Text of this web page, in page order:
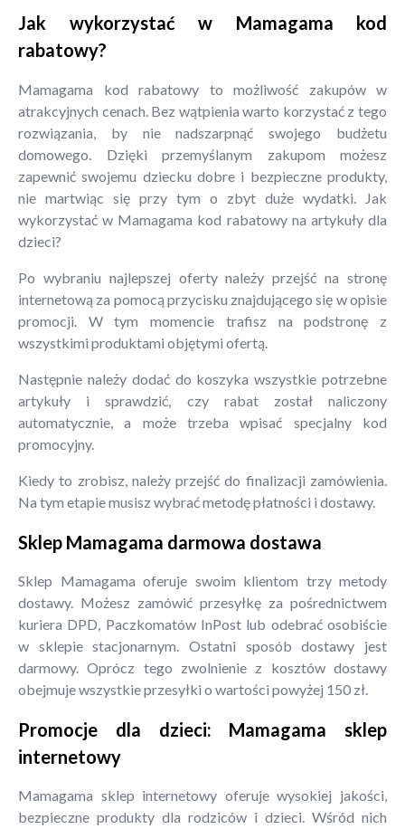
Jak wykorzystać w Mamagama kod
rabatowy?
Mamagama kod rabatowy to możliwość zakupów w
atrakcyjnych cenach. Bez wątpienia warto korzystać z tego
rozwiązania, by nie nadszarpnąć swojego budżetu
domowego. Dzięki przemyślanym zakupom możesz
zapewnić swojemu dziecku dobre i bezpieczne produkty,
nie martwiąc się przy tym o zbyt duże wydatki. Jak
wykorzystać w Mamagama kod rabatowy na artykuły dla
dzieci?
Po wybraniu najlepszej oferty należy przejść na stronę
internetową za pomocą przycisku znajdującego się w opisie
promocji. W tym momencie trafisz na podstronę z
wszystkimi produktami objętymi ofertą.
Następnie należy dodać do koszyka wszystkie potrzebne
artykuły i sprawdzić, czy rabat został naliczony
automatycznie, a może trzeba wpisać specjalny kod
promocyjny.
Kiedy to zrobisz, należy przejść do finalizacji zamówienia.
Na tym etapie musisz wybrać metodę płatności i dostawy.
Sklep Mamagama darmowa dostawa
Sklep Mamagama oferuje swoim klientom trzy metody
dostawy. Możesz zamówić przesyłkę za pośrednictwem
kuriera DPD, Paczkomatów InPost lub odebrać osobiście
w sklepie stacjonarnym. Ostatni sposób dostawy jest
darmowy. Oprócz tego zwolnienie z kosztów dostawy
obejmuje wszystkie przesyłki o wartości powyżej 150 zł.
Promocje dla dzieci: Mamagama sklep
internetowy
Mamagama sklep internetowy oferuje wysokiej jakości,
bezpieczne produkty dla rodziców i dzieci. Wśród nich